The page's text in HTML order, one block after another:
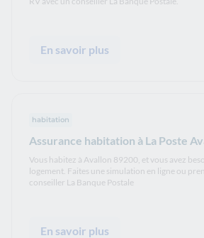
En savoir plus
Assurance habitation à La Poste
habitation
Vous habitez à Avallon 89200, et vous avez
logement. Faites une simulation en ligne ou
conseiller La Banque Postale
En savoir plus